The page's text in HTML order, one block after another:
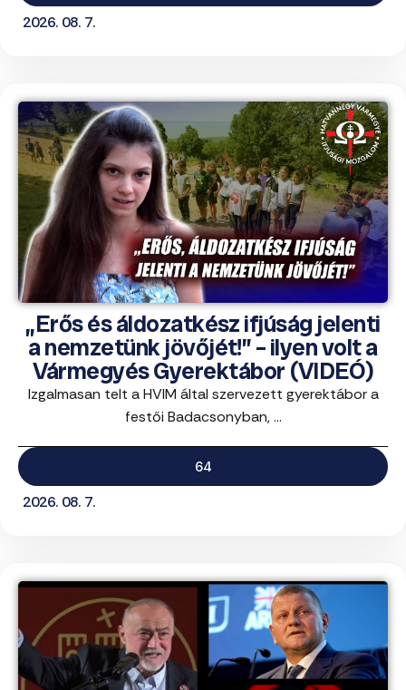
2026. 08. 7.
„Erős és áldozatkész ifjúság jelenti
a nemzetünk jövőjét!” – ilyen volt a
Vármegyés Gyerektábor (VIDEÓ)
Izgalmasan telt a HVIM által szervezett gyerektábor a
festői Badacsonyban, ...
64
2026. 08. 7.